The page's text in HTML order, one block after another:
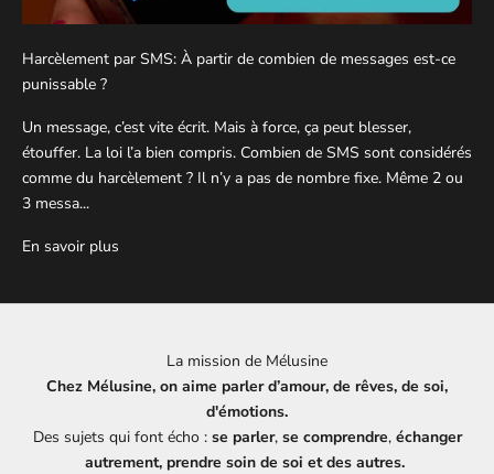
Harcèlement par SMS: À partir de combien de messages est-ce
punissable ?
Un message, c’est vite écrit. Mais à force, ça peut blesser,
étouffer. La loi l’a bien compris. Combien de SMS sont considérés
comme du harcèlement ? Il n’y a pas de nombre fixe. Même 2 ou
3 messa...
En savoir plus
La mission de Mélusine
Chez Mélusine, on aime parler d’amour, de rêves, de soi,
d'émotions.
Des sujets qui font écho : se parler, se comprendre, échanger
autrement, prendre soin de soi et des autres.